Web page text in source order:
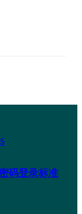
码登录标准